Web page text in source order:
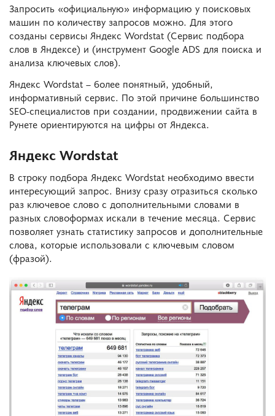
Запросить «официальную» информацию у поисковых
машин по количеству запросов можно. Для этого
созданы сервисы Яндекс Wordstat (Сервис подбора
слов в Яндексе) и (инструмент Google ADS для поиска и
анализа ключевых слов).
Яндекс Wordstat – более понятный, удобный,
информативный сервис. По этой причине большинство
SEO-специалистов при создании, продвижении сайта в
Рунете ориентируются на цифры от Яндекса.
Яндекс Wordstat
В строку подбора Яндекс Wordstat необходимо ввести
интересующий запрос. Внизу сразу отразиться сколько
раз ключевое слово с дополнительными словами в
разных словоформах искали в течение месяца. Сервис
позволяет узнать статистику запросов и дополнительные
слова, которые использовали с ключевым словом
(фразой).